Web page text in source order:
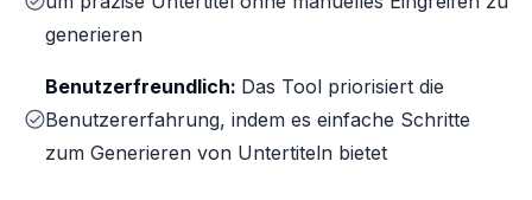
generieren
Benutzerfreundlich: Das Tool priorisiert die
Benutzererfahrung, indem es einfache Schritte
zum Generieren von Untertiteln bietet